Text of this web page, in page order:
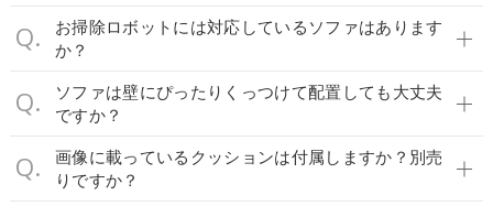
お掃除ロボットには対応しているソファはあります
か？
ソファは壁にぴったりくっつけて配置しても大丈夫
ですか？
画像に載っているクッションは付属しますか？別売
りですか？